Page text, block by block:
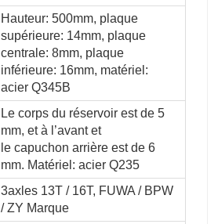
Hauteur: 500mm, plaque
supérieure: 14mm, plaque
centrale: 8mm, plaque
inférieure: 16mm, matériel:
acier Q345B
Le corps du réservoir est de 5
mm, et à l’avant et
le capuchon arrière est de 6
mm. Matériel: acier Q235
3axles 13T / 16T, FUWA / BPW
/ ZY Marque